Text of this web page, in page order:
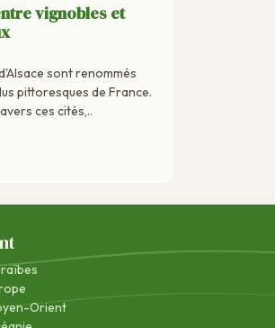
vignobles et
sont renommés
pittoresques de France.
ces cités,..
Orient